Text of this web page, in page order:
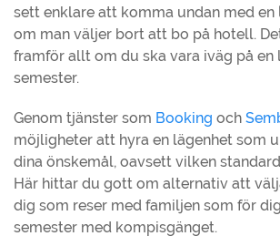
sett enklare att komma undan med en
om man väljer bort att bo på hotell.
framför allt om du ska vara iväg på en
semester.
Genom tjänster som Booking och
möjligheter att hyra en lägenhet som
dina önskemål, oavsett vilken
Här hittar du gott om alternativ att
dig som reser med familjen som för
semester med kompisgänget.